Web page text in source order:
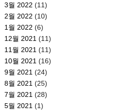
3월 2022 (11)
2월 2022 (10)
1월 2022 (6)
12월 2021 (11)
11월 2021 (11)
10월 2021 (16)
9월 2021 (24)
8월 2021 (25)
7월 2021 (28)
5월 2021 (1)